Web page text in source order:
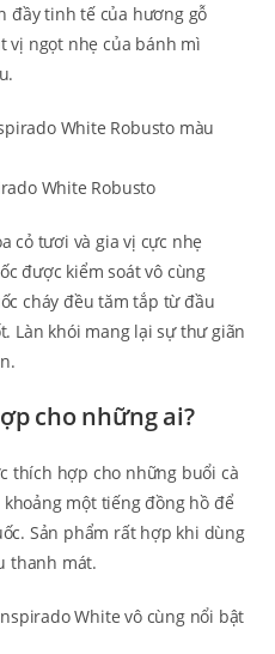
đầy tinh tế của hương gỗ
vị ngọt nhẹ của bánh mì
White Robusto
cỏ tươi và gia vị cực nhẹ
được kiểm soát vô cùng
cháy đều tăm tắp từ đầu
Làn khói mang lại sự thư giãn
cho những ai?
thích hợp cho những buổi cà
một tiếng đồng hồ để
Sản phẩm rất hợp khi dùng
thanh mát.